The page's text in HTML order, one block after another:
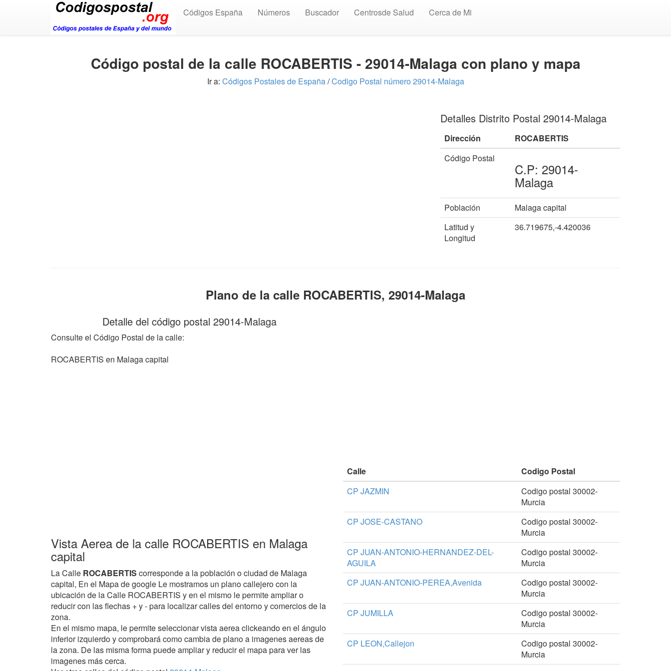
Códigos España Números Buscador Centrosde Salud Cerca de Mi
Código postal de la calle ROCABERTIS - 29014-Malaga con plano y mapa
Ir a: Códigos Postales de España/Codigo Postal número 29014-Malaga
Detalles Distrito Postal 29014-Malaga
Dirección
ROCABERTIS
Código Postal
C.P: 29014-
Malaga
Población
Malaga capital
Latitud y
Longitud
36.719675,-4.420036
Plano de la calle ROCABERTIS, 29014-Malaga
Detalle del código postal 29014-Malaga
Consulte el Código Postal de la calle:
ROCABERTIS en Malaga capital
Vista Aerea de la calle ROCABERTIS en Malaga
capital
La Calle ROCABERTIS corresponde a la población o ciudad de Malaga
capital, En el Mapa de google Le mostramos un plano callejero con la
ubicación de la Calle ROCABERTIS y en el mismo le permite ampliar o
reducir con las flechas + y - para localizar calles del entorno y comercios de la
zona.
En el mismo mapa, le permite seleccionar vista aerea clickeando en el ángulo
inferior izquierdo y comprobará como cambia de plano a imagenes aereas de
la zona. De las misma forma puede ampliar y reducir el mapa para ver las
imagenes más cerca.
Calle
Codigo Postal
CP JAZMIN
Codigo postal 30002-
Murcia
CP JOSE-CASTANO
Codigo postal 30002-
Murcia
CP JUAN-ANTONIO-HERNANDEZ-DEL-
AGUILA
Codigo postal 30002-
Murcia
CP JUAN-ANTONIO-PEREA,Avenida
Codigo postal 30002-
Murcia
CP JUMILLA
Codigo postal 30002-
Murcia
CP LEON,Callejon
Codigo postal 30002-
Murcia